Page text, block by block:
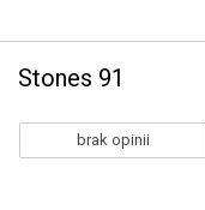
Stones 91
brak opinii